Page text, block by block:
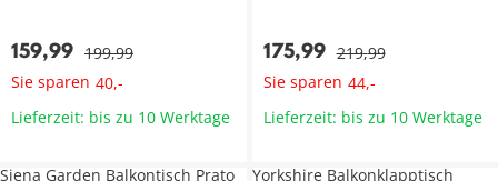
159,99 199,99
Sie sparen 40,-
Lieferzeit: bis zu 10 Werktage
175,99 219,99
Sie sparen 44,-
Lieferzeit: bis zu 10 Werktage
Siena Garden Balkontisch Prato Yorkshire Balkonklapptisch